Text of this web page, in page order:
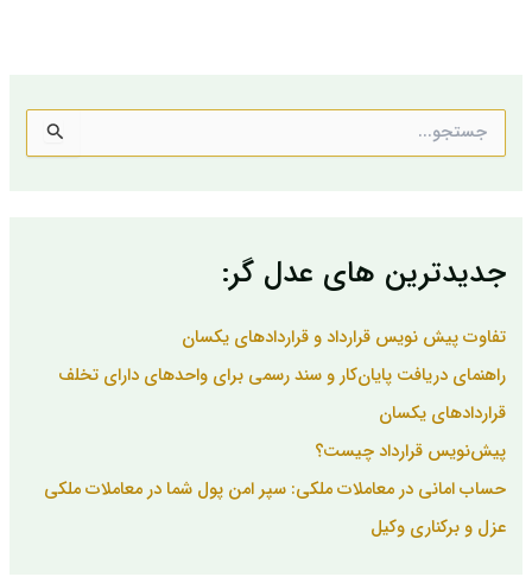
س
ر
:
جدیدترین های عدل گر:
تفاوت پیش نویس قرارداد و قراردادهای یکسان
راهنمای دریافت پایان‌کار و سند رسمی برای واحدهای دارای تخلف
قراردادهای یکسان
پیش‌نویس قرارداد چیست؟
حساب امانی در معاملات ملکی: سپر امن پول شما در معاملات ملکی
عزل و برکناری وکیل